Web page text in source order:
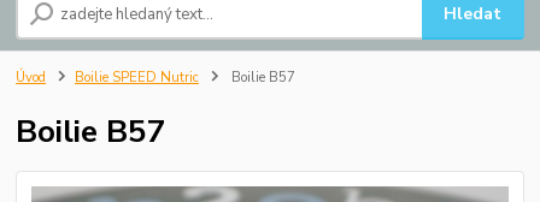
Hledat
Úvod Boilie SPEED Nutric Boilie B57
Boilie B57